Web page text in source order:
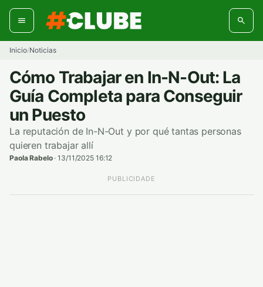
contenido
Inicio/Noticias
Cómo Trabajar en In-N-Out: La
Guía Completa para Conseguir
un Puesto
La reputación de In-N-Out y por qué tantas personas
quieren trabajar allí
Paola Rabelo·13/11/2025 16:12
PUBLICIDADE